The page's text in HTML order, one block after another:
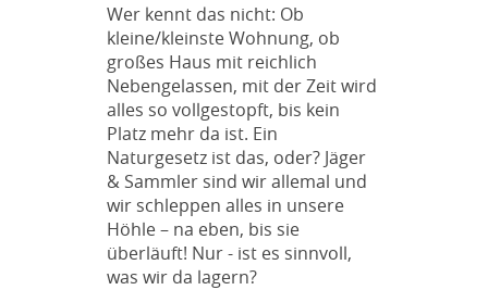
Wer kennt das nicht: Ob
kleine/kleinste Wohnung, ob
großes Haus mit reichlich
Nebengelassen, mit der Zeit wird
alles so vollgestopft, bis kein
Platz mehr da ist. Ein
Naturgesetz ist das, oder? Jäger
& Sammler sind wir allemal und
wir schleppen alles in unsere
Höhle – na eben, bis sie
überläuft! Nur - ist es sinnvoll,
was wir da lagern?